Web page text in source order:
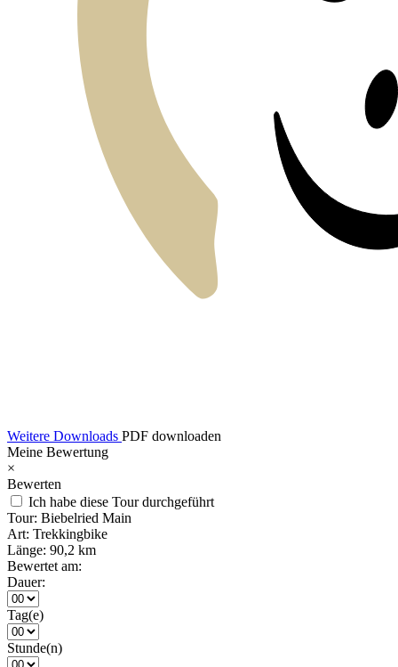
Weitere Downloads PDF downloaden
Meine Bewertung
×
Bewerten
Ich habe diese Tour durchgeführt
Tour: Biebelried Main
Art: Trekkingbike
Länge: 90,2 km
Bewertet am:
Dauer:
Tag(e)
Stunde(n)